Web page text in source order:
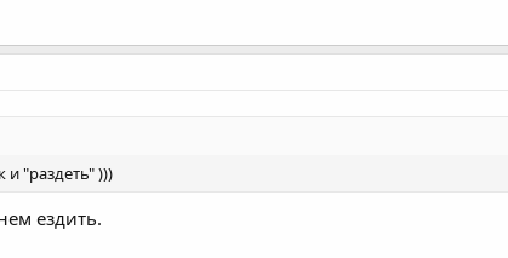
"раздеть" )))
ездить.